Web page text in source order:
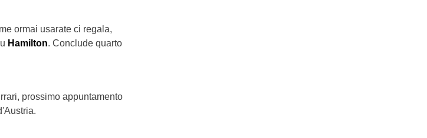
ormai usarate ci regala,
Hamilton. Conclude quarto
prossimo appuntamento